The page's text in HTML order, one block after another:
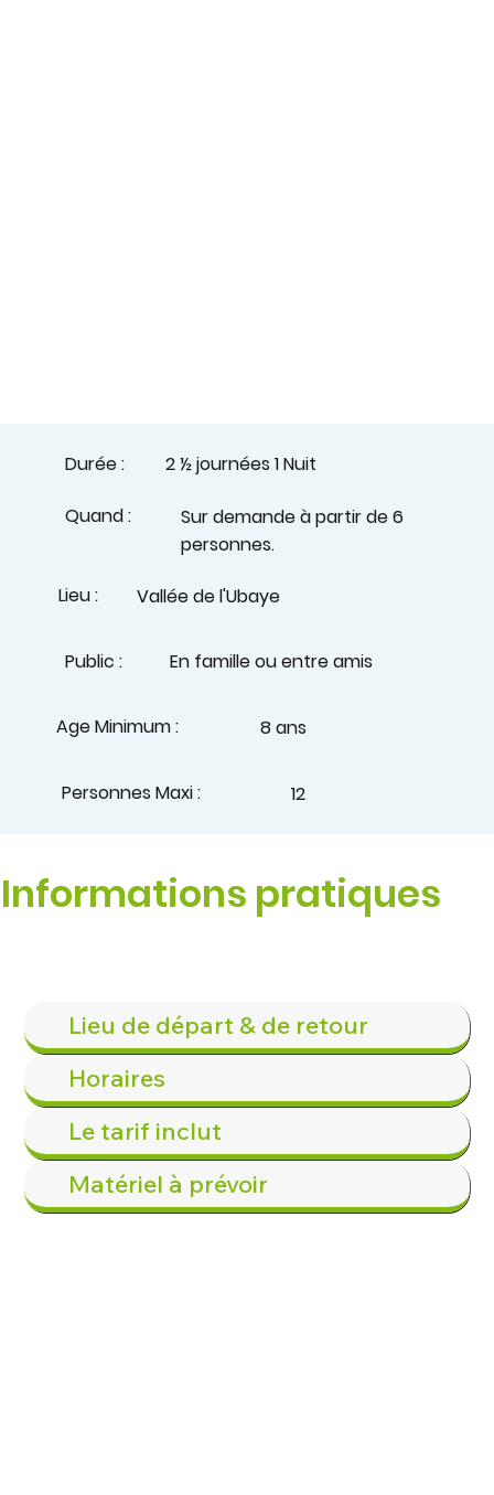
Durée : 2 ½ journées 1 Nuit
Quand :
Sur demande à partir de 6
personnes.
Lieu : Vallée de l'Ubaye
Public : En famille ou entre amis
Age Minimum : 8 ans
Personnes Maxi : 12
Informations pratiques
Lieu de départ & de retour
Horaires
Le tarif inclut
Matériel à prévoir